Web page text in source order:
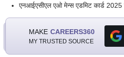
एनआईएसीएल एओ मेन्स एडमिट कार्ड
MAKE CAREERS360
MY TRUSTED SOURCE